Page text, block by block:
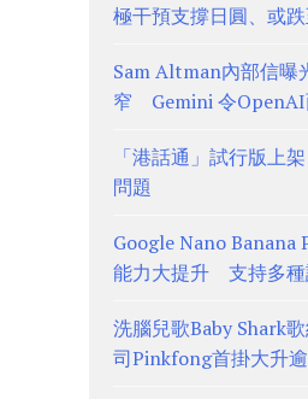
極干預支撐日圓、或
Sam Altman內部信曝
窄 Gemini 令OpenAI
「港話通」試行版上
問題
Google Nano Banana
能力大提升 支持多
洗腦兒歌Baby Shark
司Pinkfong首掛大升